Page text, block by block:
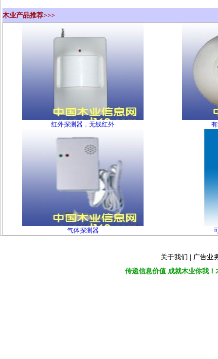
木业产品推荐>>>
红外探测器，无线红外
气体探测器
关于我们
广告业
传递信息价值 成就木业你我